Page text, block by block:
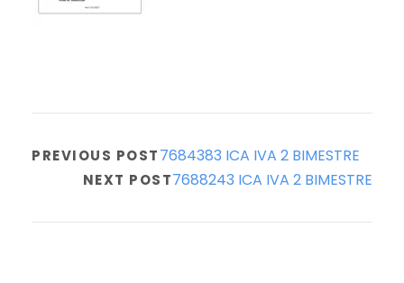
PREVIOUS POST7684383 ICA IVA 2 BIMESTRE
NEXT POST7688243 ICA IVA 2 BIMESTRE